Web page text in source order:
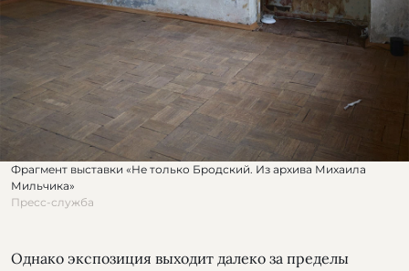
Фрагмент выставки «Не только Бродский. Из архива Михаила
Мильчика»
Пресс-служба
Однако экспозиция выходит далеко за пределы